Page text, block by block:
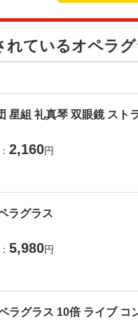
れているオペラ
星組 礼真琴 双眼鏡 スト
2,160円
ラグラス
5,980円
ラグラス 10倍 ライブ コ